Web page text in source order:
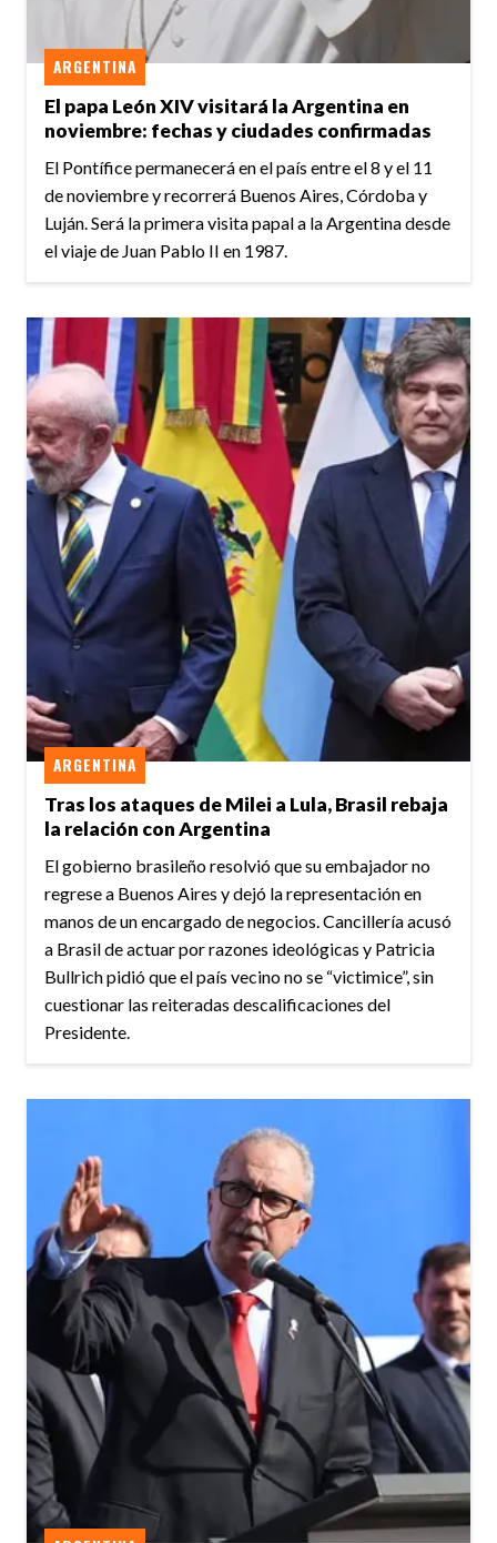
El papa León XIV visitará la Argentina en
noviembre: fechas y ciudades confirmadas
ARGENTINA
El Pontífice permanecerá en el país entre el 8 y el 11
de noviembre y recorrerá Buenos Aires, Córdoba y
Luján. Será la primera visita papal a la Argentina desde
el viaje de Juan Pablo II en 1987.
Tras los ataques de Milei a Lula, Brasil rebaja
la relación con Argentina
ARGENTINA
El gobierno brasileño resolvió que su embajador no
regrese a Buenos Aires y dejó la representación en
manos de un encargado de negocios. Cancillería acusó
a Brasil de actuar por razones ideológicas y Patricia
Bullrich pidió que el país vecino no se “victimice”, sin
cuestionar las reiteradas descalificaciones del
Presidente.